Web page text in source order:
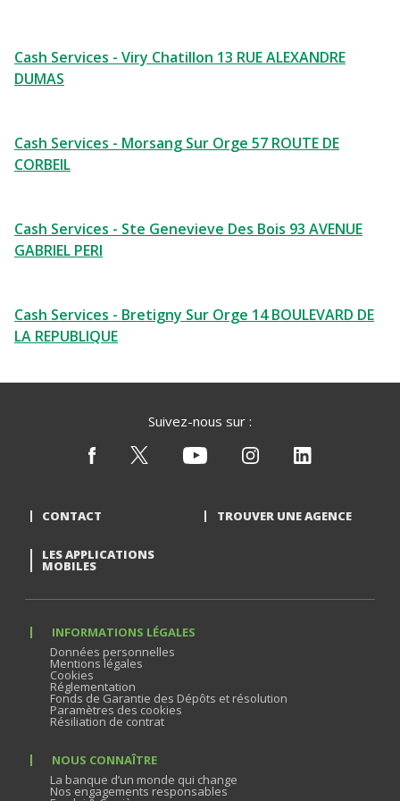
Cash Services - Viry Chatillon 13 RUE ALEXANDRE
DUMAS
Cash Services - Morsang Sur Orge 57 ROUTE DE
CORBEIL
Cash Services - Ste Genevieve Des Bois 93 AVENUE
GABRIEL PERI
Cash Services - Bretigny Sur Orge 14 BOULEVARD DE
LA REPUBLIQUE
Suivez-nous sur :
CONTACT TROUVER UNE AGENCE
LES APPLICATIONS
MOBILES
INFORMATIONS LÉGALES
Données personnelles
Mentions légales
Cookies
Réglementation
Fonds de Garantie des Dépôts et résolution
Paramètres des cookies
Résiliation de contrat
NOUS CONNAÎTRE
La banque d’un monde qui change
Nos engagements responsables